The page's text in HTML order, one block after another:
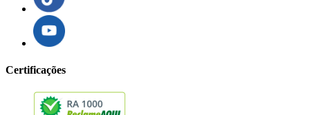
Certificações